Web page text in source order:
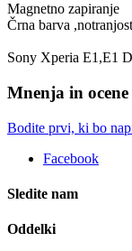
Magnetno zapiranje
Črna barva
Sony Xperia E1,E1
Mnenja in ocene
Bodite prvi, ki bo
Facebook
Sledite nam
Oddelki